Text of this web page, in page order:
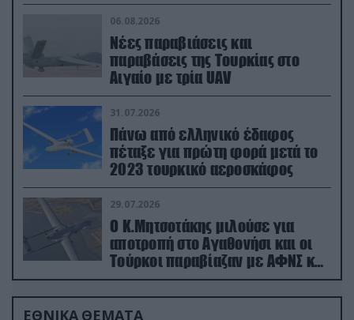
06.08.2026
Νέες παραβιάσεις και
παραβάσεις της Τουρκίας στο
Αιγαίο με τρία UAV
31.07.2026
Πάνω από ελληνικό έδαφος
πέταξε για πρώτη φορά μετά το
2023 τουρκικό αεροσκάφος
29.07.2026
Ο Κ.Μητσοτάκης μιλούσε για
αποτροπή στο Αγαθονήσι και οι
Τούρκοι παραβίαζαν με ΑΦΝΣ και
drone
ΕΘΝΙΚΑ ΘΕΜΑΤΑ